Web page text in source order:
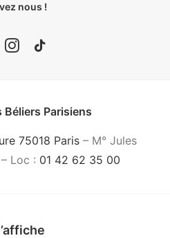
nous !
Béliers Parisiens
75018 Paris– M° Jules
Loc : 01 42 62 35 00